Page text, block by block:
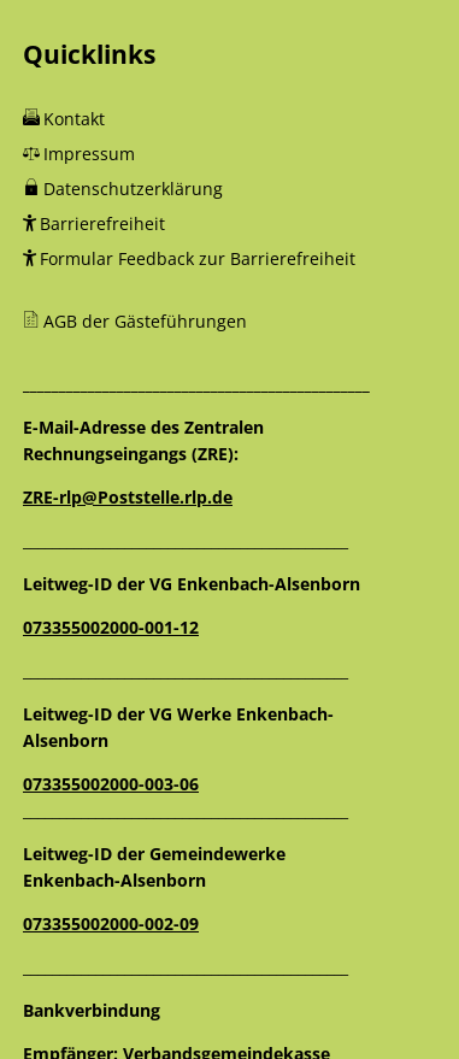
auszublenden
Quicklinks
Kontakt
Impressum
Datenschutzerklärung
Barrierefreiheit
Formular Feedback zur Barrierefreiheit
AGB der Gästeführungen
E-Mail-Adresse des Zentralen
Rechnungseingangs (ZRE):
ZRE-rlp@Poststelle.rlp.de
Leitweg-ID der VG Enkenbach-Alsenborn
073355002000-001-12
Leitweg-ID der VG Werke Enkenbach-
Alsenborn
073355002000-003-06
Leitweg-ID der Gemeindewerke
Enkenbach-Alsenborn
073355002000-002-09
Bankverbindung
Empfänger: Verbandsgemeindekasse